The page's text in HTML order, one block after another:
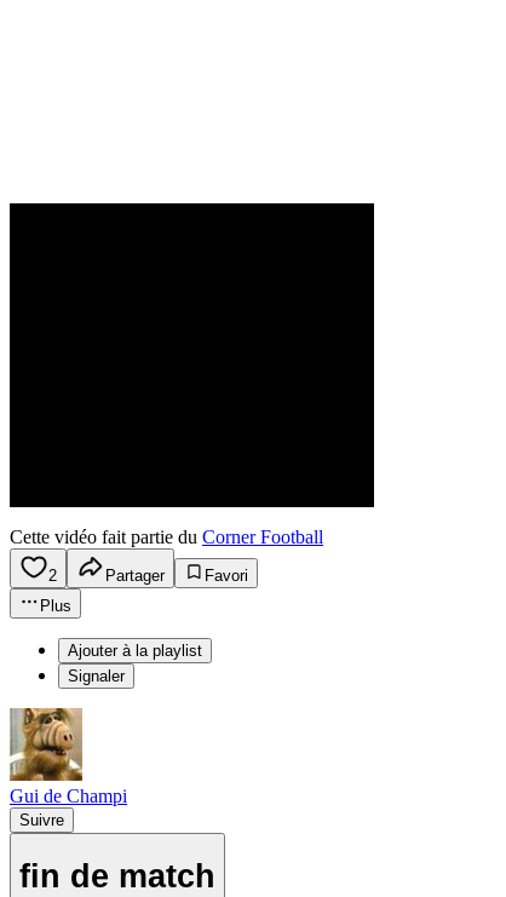
Cette vidéo fait partie du Corner Football
2 Partager
Favori
Plus
Ajouter à la playlist
Signaler
Gui de Champi
Suivre
fin de match